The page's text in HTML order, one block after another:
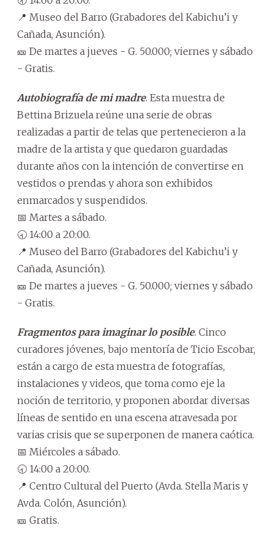
📍 Museo del Barro (Grabadores del Kabichu’i y
Cañada, Asunción).
🎫 De martes a jueves - G. 50.000; viernes y sábado
- Gratis.
Autobiografía de mi madre. Esta muestra de
Bettina Brizuela reúne una serie de obras
realizadas a partir de telas que pertenecieron a la
madre de la artista y que quedaron guardadas
durante años con la intención de convertirse en
vestidos o prendas y ahora son exhibidos
enmarcados y suspendidos.
📅 Martes a sábado.
🕣 14:00 a 20:00.
📍 Museo del Barro (Grabadores del Kabichu’i y
Cañada, Asunción).
🎫 De martes a jueves - G. 50.000; viernes y sábado
- Gratis.
Fragmentos para imaginar lo posible. Cinco
curadores jóvenes, bajo mentoría de Ticio Escobar,
están a cargo de esta muestra de fotografías,
instalaciones y videos, que toma como eje la
noción de territorio, y proponen abordar diversas
líneas de sentido en una escena atravesada por
varias crisis que se superponen de manera caótica.
📅 Miércoles a sábado.
🕣 14:00 a 20:00.
📍 Centro Cultural del Puerto (Avda. Stella Maris y
Avda. Colón, Asunción).
🎫 Gratis.